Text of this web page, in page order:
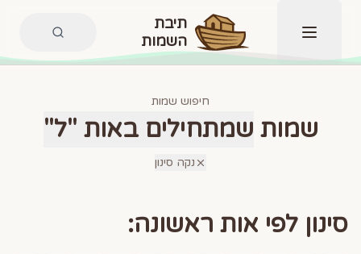
תפריט
תיבת
השמות
חיפוש שמות
שמות שמתחילים באות "ל"
נקה סינון
סינון לפי אות ראשונה: